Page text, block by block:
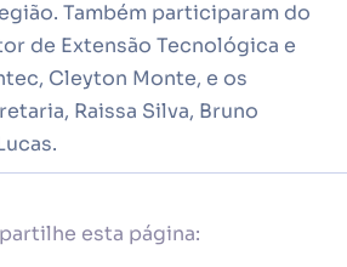
Também participaram do
de Extensão Tecnológica e
Cleyton Monte, e os
Raissa Silva, Bruno
esta página: